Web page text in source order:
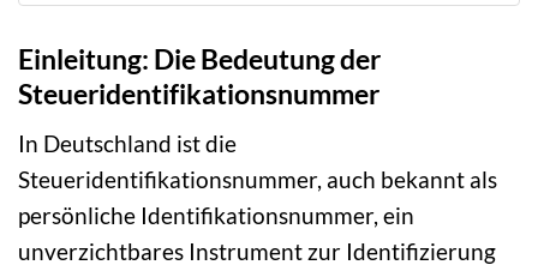
Einleitung: Die Bedeutung der
Steueridentifikationsnummer
In Deutschland ist die
Steueridentifikationsnummer, auch bekannt als
persönliche Identifikationsnummer, ein
unverzichtbares Instrument zur Identifizierung